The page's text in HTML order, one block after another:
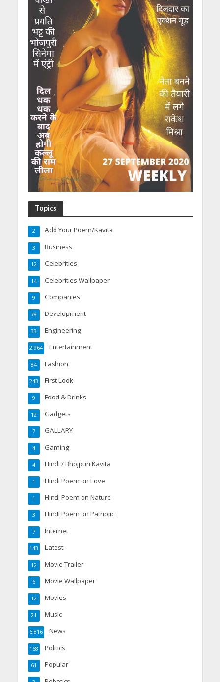
Topics
Add Your Poem/Kavita
2
Business
3
Celebrities
12
Celebrities Wallpaper
14
Companies
9
Development
78
Engineering
33
Entertainment
2,964
Fashion
84
First Look
243
Food & Drinks
9
Gadgets
12
GALLARY
7
Gaming
4
Hindi / Bhojpuri Kavita
4
Hindi Poem on Love
1
Hindi Poem on Nature
1
Hindi Poem on Patriotic
3
Internet
7
Latest
143
Movie Trailer
12
Movie Wallpaper
6
Movies
12
Music
21
News
6,816
Politics
168
Popular
61